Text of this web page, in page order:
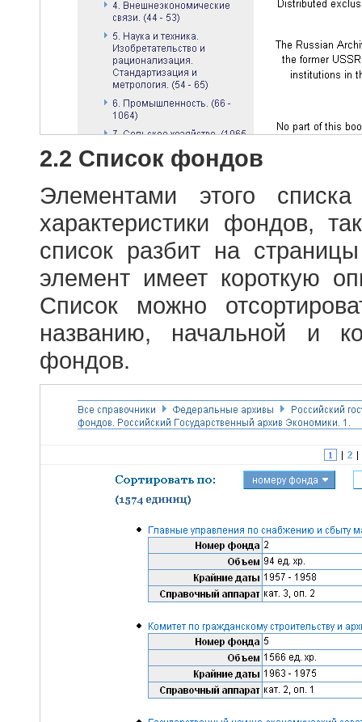
2.2 Список фондов
Элементами этого
характеристики фондов,
список разбит на
элемент имеет короткую
Список можно
названию, начальной и
фондов.